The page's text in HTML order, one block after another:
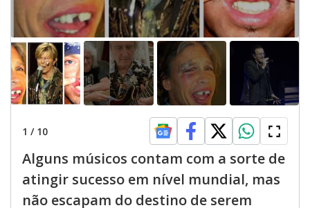
1 / 10
Alguns músicos contam com a sorte de
atingir sucesso em nível mundial, mas
não escapam do destino de serem